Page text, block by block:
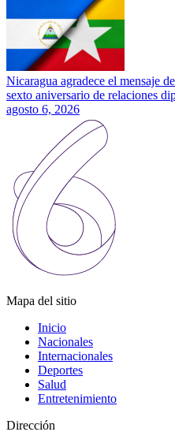
Nicaragua agradece el mensaje
sexto aniversario de relaciones
agosto 6, 2026
Mapa del sitio
Inicio
Nacionales
Internacionales
Deportes
Salud
Entretenimiento
Dirección